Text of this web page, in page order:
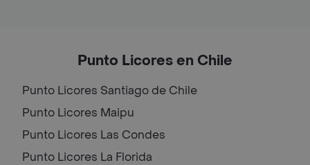
Punto Licores en Chile
Punto Licores Santiago de Chile
Punto Licores Maipu
Punto Licores Las Condes
Punto Licores La Florida